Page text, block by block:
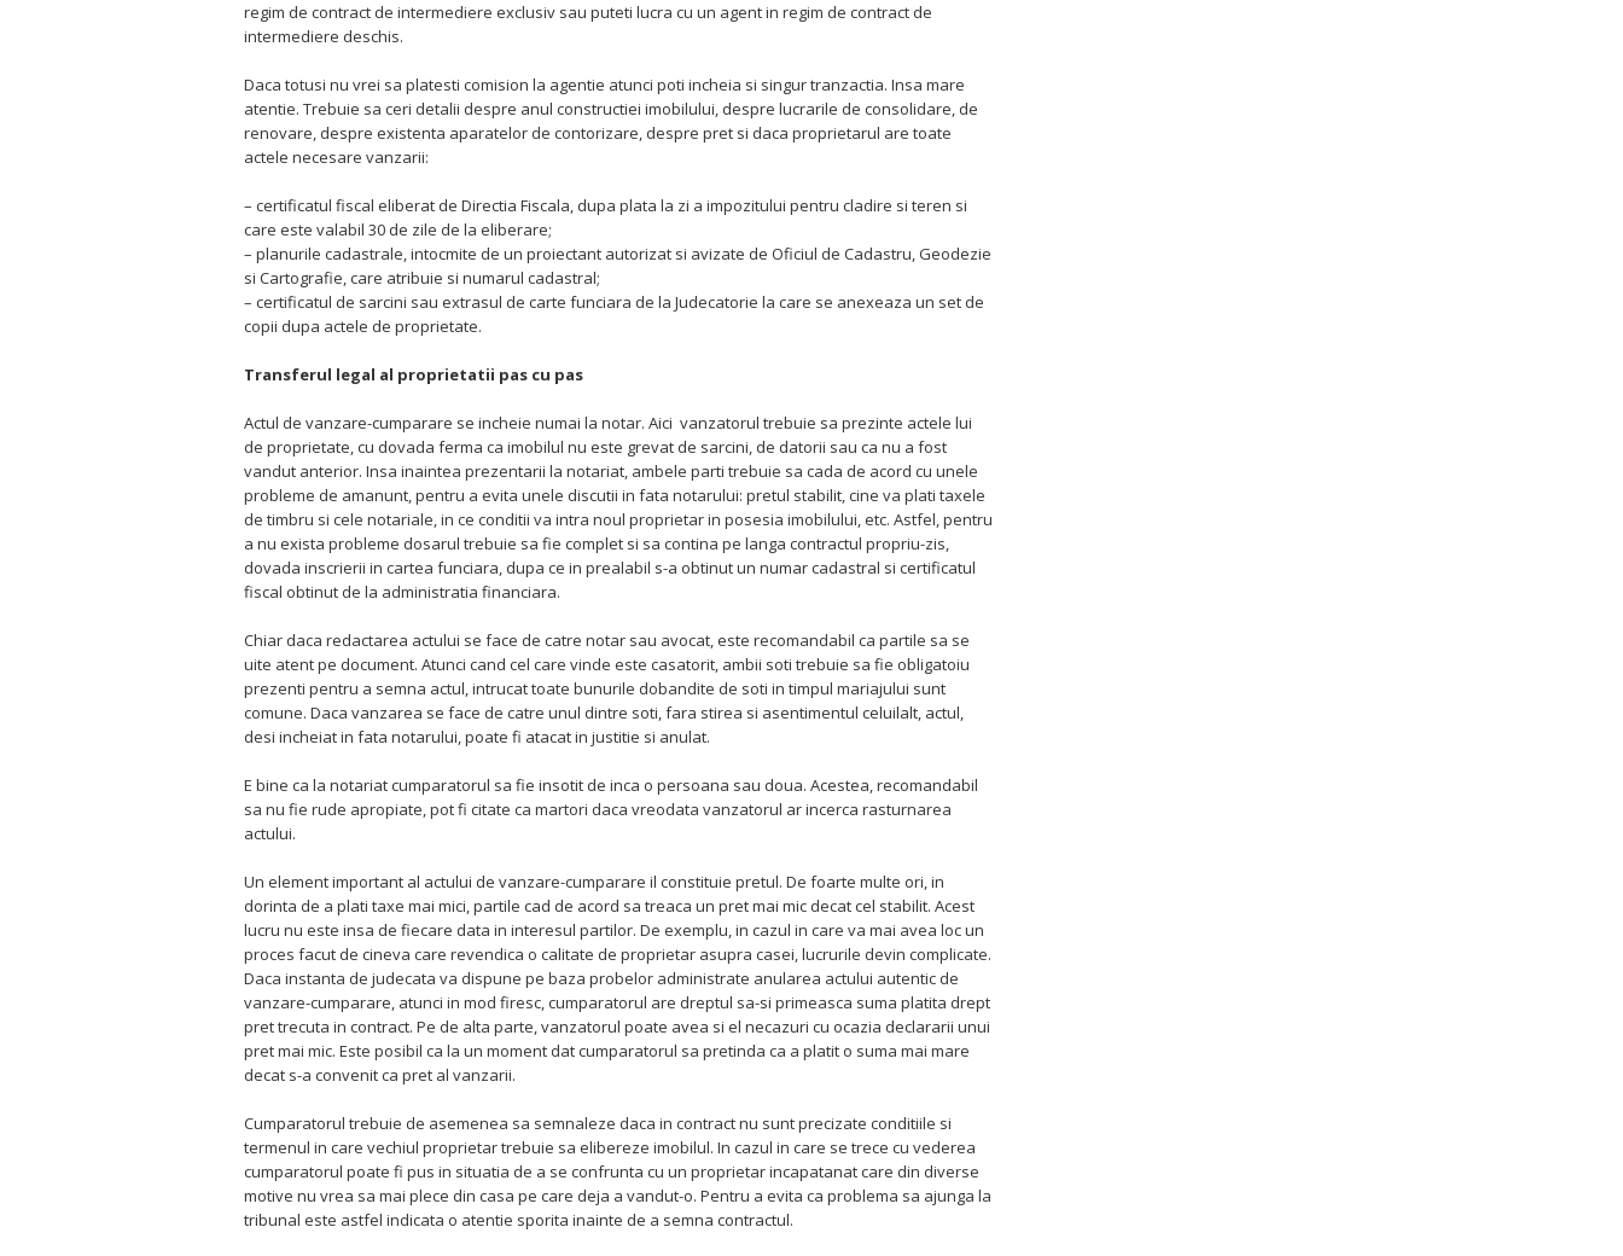
regim de contract de intermediere exclusiv sau puteti lucra cu un agent in regim de contract de
intermediere deschis.
Daca totusi nu vrei sa platesti comision la agentie atunci poti incheia si singur tranzactia. Insa mare
atentie. Trebuie sa ceri detalii despre anul constructiei imobilului, despre lucrarile de consolidare, de
renovare, despre existenta aparatelor de contorizare, despre pret si daca proprietarul are toate
actele necesare vanzarii:
– certificatul fiscal eliberat de Directia Fiscala, dupa plata la zi a impozitului pentru cladire si teren si
care este valabil 30 de zile de la eliberare;
– planurile cadastrale, intocmite de un proiectant autorizat si avizate de Oficiul de Cadastru, Geodezie
si Cartografie, care atribuie si numarul cadastral;
– certificatul de sarcini sau extrasul de carte funciara de la Judecatorie la care se anexeaza un set de
copii dupa actele de proprietate.
Transferul legal al proprietatii pas cu pas
Actul de vanzare-cumparare se incheie numai la notar. Aici vanzatorul trebuie sa prezinte actele lui
de proprietate, cu dovada ferma ca imobilul nu este grevat de sarcini, de datorii sau ca nu a fost
vandut anterior. Insa inaintea prezentarii la notariat, ambele parti trebuie sa cada de acord cu unele
probleme de amanunt, pentru a evita unele discutii in fata notarului: pretul stabilit, cine va plati taxele
de timbru si cele notariale, in ce conditii va intra noul proprietar in posesia imobilului, etc. Astfel, pentru
a nu exista probleme dosarul trebuie sa fie complet si sa contina pe langa contractul propriu-zis,
dovada inscrierii in cartea funciara, dupa ce in prealabil s-a obtinut un numar cadastral si certificatul
fiscal obtinut de la administratia financiara.
Chiar daca redactarea actului se face de catre notar sau avocat, este recomandabil ca partile sa se
uite atent pe document. Atunci cand cel care vinde este casatorit, ambii soti trebuie sa fie obligatoiu
prezenti pentru a semna actul, intrucat toate bunurile dobandite de soti in timpul mariajului sunt
comune. Daca vanzarea se face de catre unul dintre soti, fara stirea si asentimentul celuilalt, actul,
desi incheiat in fata notarului, poate fi atacat in justitie si anulat.
E bine ca la notariat cumparatorul sa fie insotit de inca o persoana sau doua. Acestea, recomandabil
sa nu fie rude apropiate, pot fi citate ca martori daca vreodata vanzatorul ar incerca rasturnarea
actului.
Un element important al actului de vanzare-cumparare il constituie pretul. De foarte multe ori, in
dorinta de a plati taxe mai mici, partile cad de acord sa treaca un pret mai mic decat cel stabilit. Acest
lucru nu este insa de fiecare data in interesul partilor. De exemplu, in cazul in care va mai avea loc un
proces facut de cineva care revendica o calitate de proprietar asupra casei, lucrurile devin complicate.
Daca instanta de judecata va dispune pe baza probelor administrate anularea actului autentic de
vanzare-cumparare, atunci in mod firesc, cumparatorul are dreptul sa-si primeasca suma platita drept
pret trecuta in contract. Pe de alta parte, vanzatorul poate avea si el necazuri cu ocazia declararii unui
pret mai mic. Este posibil ca la un moment dat cumparatorul sa pretinda ca a platit o suma mai mare
decat s-a convenit ca pret al vanzarii.
Cumparatorul trebuie de asemenea sa semnaleze daca in contract nu sunt precizate conditiile si
termenul in care vechiul proprietar trebuie sa elibereze imobilul. In cazul in care se trece cu vederea
cumparatorul poate fi pus in situatia de a se confrunta cu un proprietar incapatanat care din diverse
motive nu vrea sa mai plece din casa pe care deja a vandut-o. Pentru a evita ca problema sa ajunga la
tribunal este astfel indicata o atentie sporita inainte de a semna contractul.